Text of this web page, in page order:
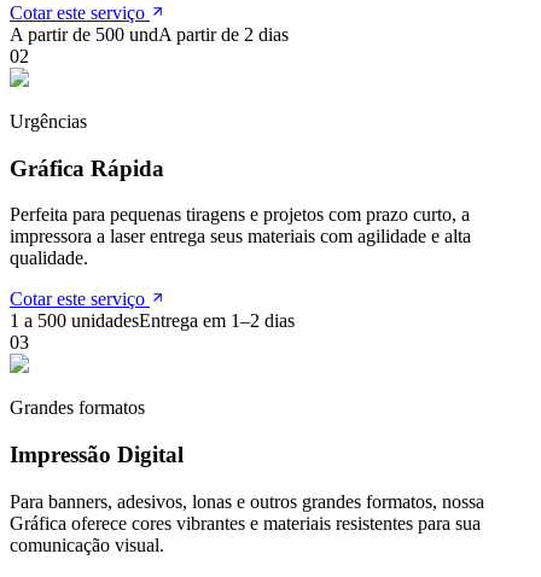
Cotar este serviço
A partir de 500 undA partir de 2 dias
02
Urgências
Gráfica Rápida
Perfeita para pequenas tiragens e projetos com prazo curto, a
impressora a laser entrega seus materiais com agilidade e alta
qualidade.
Cotar este serviço
1 a 500 unidadesEntrega em 1–2 dias
03
Grandes formatos
Impressão Digital
Para banners, adesivos, lonas e outros grandes formatos, nossa
Gráfica oferece cores vibrantes e materiais resistentes para sua
comunicação visual.